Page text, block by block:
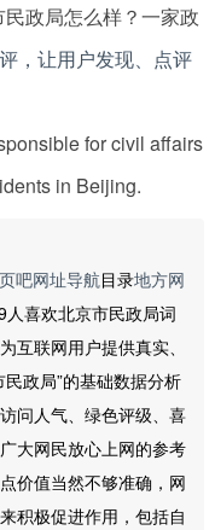
政局怎么样？一家政
，让用户发现、点评
for civil affairs
in Beijing.
吧网址导航目录地方网
喜欢北京市民政局词
互联网用户提供真实、
政局”的基础数据分析
问人气、绿色评级、喜
大网民放心上网的参考
价值当然不够准确，网
积极促进作用，包括自